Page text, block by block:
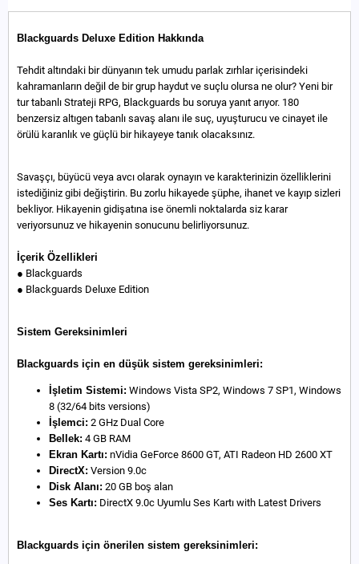
Blackguards Deluxe Edition Hakkında
Tehdit altındaki bir dünyanın tek umudu parlak zırhlar içerisindeki
kahramanların değil de bir grup haydut ve suçlu olursa ne olur? Yeni bir
tur tabanlı Strateji RPG, Blackguards bu soruya yanıt arıyor. 180
benzersiz altıgen tabanlı savaş alanı ile suç, uyuşturucu ve cinayet ile
örülü karanlık ve güçlü bir hikayeye tanık olacaksınız.
Savaşçı, büyücü veya avcı olarak oynayın ve karakterinizin özelliklerini
istediğiniz gibi değiştirin. Bu zorlu hikayede şüphe, ihanet ve kayıp sizleri
bekliyor. Hikayenin gidişatına ise önemli noktalarda siz karar
veriyorsunuz ve hikayenin sonucunu belirliyorsunuz.
İçerik Özellikleri
● Blackguards
● Blackguards Deluxe Edition
Sistem Gereksinimleri
Blackguards için en düşük sistem gereksinimleri:
İşletim Sistemi: Windows Vista SP2, Windows 7 SP1, Windows
8 (32/64 bits versions)
İşlemci: 2 GHz Dual Core
Bellek: 4 GB RAM
Ekran Kartı: nVidia GeForce 8600 GT, ATI Radeon HD 2600 XT
DirectX: Version 9.0c
Disk Alanı: 20 GB boş alan
Ses Kartı: DirectX 9.0c Uyumlu Ses Kartı with Latest Drivers
Blackguards için önerilen sistem gereksinimleri: